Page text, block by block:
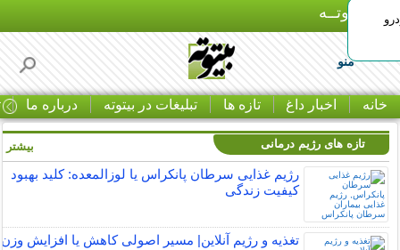
بـیتوتــه
منو
خانه اخبار داغ تازه ها تبلیغات در بیتوته درباره ما
تازه های رژیم درمانی
رژیم غذایی سرطان پانکراس یا لوزالمعده: کلید بهبود
کیفیت زندگی
تغذیه و رژیم آنلاین| مسیر اصولی کاهش یا افزایش وزن
بیشتر